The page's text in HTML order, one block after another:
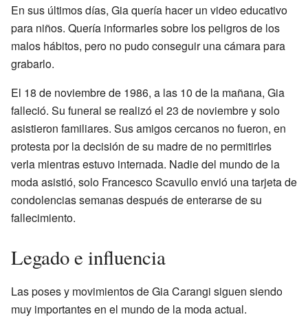
En sus últimos días, Gia quería hacer un video educativo
para niños. Quería informarles sobre los peligros de los
malos hábitos, pero no pudo conseguir una cámara para
grabarlo.
El 18 de noviembre de 1986, a las 10 de la mañana, Gia
falleció. Su funeral se realizó el 23 de noviembre y solo
asistieron familiares. Sus amigos cercanos no fueron, en
protesta por la decisión de su madre de no permitirles
verla mientras estuvo internada. Nadie del mundo de la
moda asistió, solo Francesco Scavullo envió una tarjeta de
condolencias semanas después de enterarse de su
fallecimiento.
Legado e influencia
Las poses y movimientos de Gia Carangi siguen siendo
muy importantes en el mundo de la moda actual.